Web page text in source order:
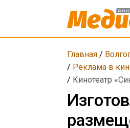
Главная /
/ Реклама в
/ Кинотеатр